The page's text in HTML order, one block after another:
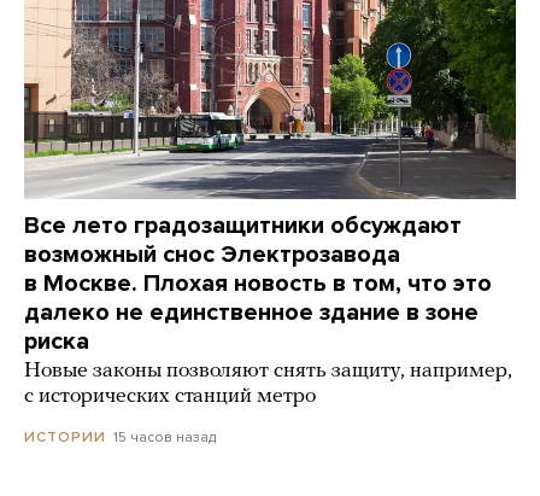
Все лето градозащитники обсуждают
возможный снос Электрозавода
в Москве. Плохая новость в том, что это
далеко не единственное здание в зоне
риска
Новые законы позволяют снять защиту, например,
с исторических станций метро
ИСТОРИИ 15 часов назад